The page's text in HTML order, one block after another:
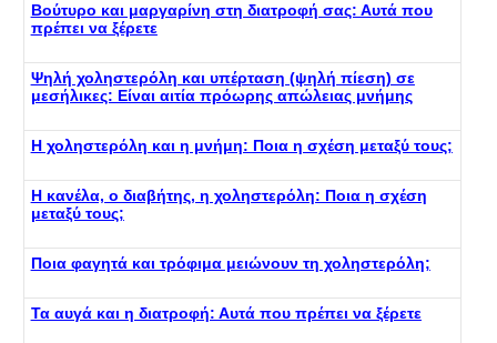
Βούτυρο και μαργαρίνη στη διατροφή σας: Αυτά που
πρέπει να ξέρετε
Ψηλή χοληστερόλη και υπέρταση (ψηλή πίεση) σε
μεσήλικες: Είναι αιτία πρόωρης απώλειας μνήμης
Η χοληστερόλη και η μνήμη: Ποια η σχέση μεταξύ τους;
Η κανέλα, ο διαβήτης, η χοληστερόλη: Ποια η σχέση
μεταξύ τους;
Ποια φαγητά και τρόφιμα μειώνουν τη χοληστερόλη;
Τα αυγά και η διατροφή: Αυτά που πρέπει να ξέρετε